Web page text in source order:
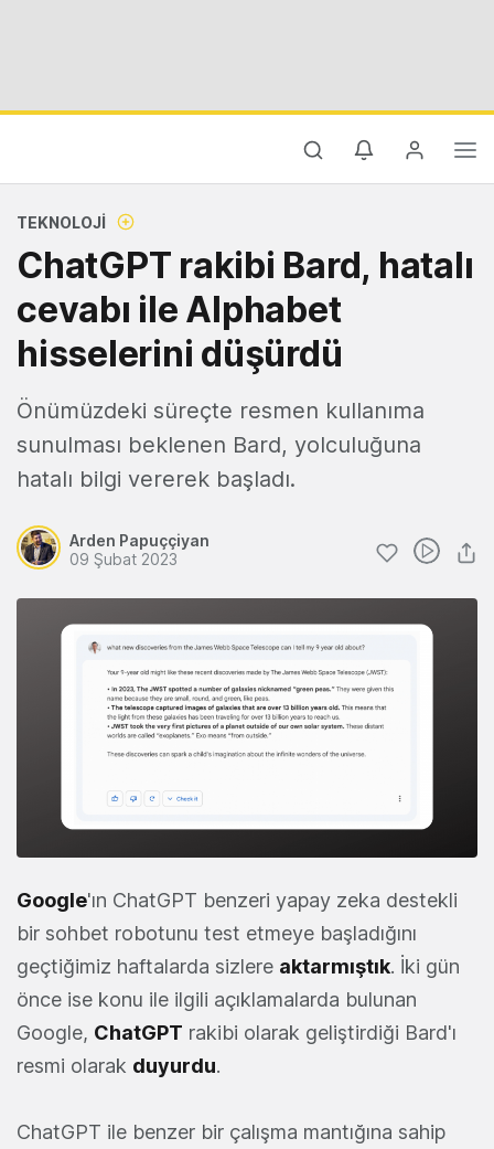
TEKNOLOJI
ChatGPT rakibi Bard, hatalı
cevabı ile Alphabet
hisselerini düşürdü
Önümüzdeki süreçte resmen kullanıma
sunulması beklenen Bard, yolculuğuna
hatalı bilgi vererek başladı.
Arden Papuççiyan
09 Şubat 2023
Google'ın ChatGPT benzeri yapay zeka destekli
bir sohbet robotunu test etmeye başladığını
geçtiğimiz haftalarda sizlere aktarmıştık. İki gün
önce ise konu ile ilgili açıklamalarda bulunan
Google, ChatGPT rakibi olarak geliştirdiği Bard'ı
resmi olarak duyurdu.
ChatGPT ile benzer bir çalışma mantığına sahip